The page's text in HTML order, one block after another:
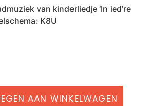
van kinderliedje ‘In ied’re
K8U
AAN WINKELWAGEN